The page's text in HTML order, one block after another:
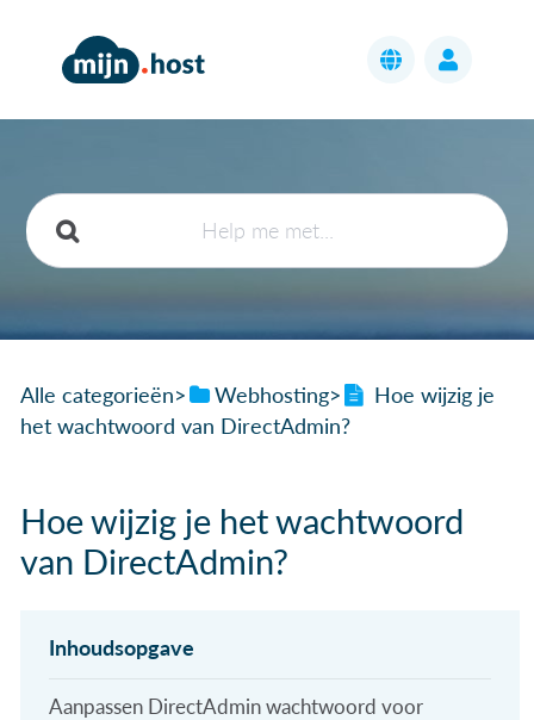
Alle categorieën​>​ ​Webhosting​>​
Hoe wijzig je
het wachtwoord van DirectAdmin?
Hoe wijzig je het wachtwoord
van DirectAdmin?
Aanpassen DirectAdmin wachtwoord voor